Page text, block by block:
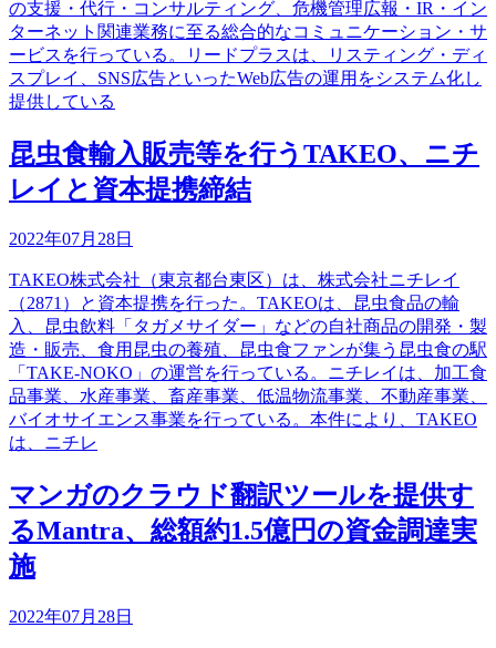
の支援・代行・コンサルティング、危機管理広報・IR・イン
ターネット関連業務に至る総合的なコミュニケーション・サ
ービスを行っている。リードプラスは、リスティング・ディ
スプレイ、SNS広告といったWeb広告の運用をシステム化し
提供している
昆虫食輸入販売等を行うTAKEO、ニチ
レイと資本提携締結
2022年07月28日
TAKEO株式会社（東京都台東区）は、株式会社ニチレイ
（2871）と資本提携を行った。TAKEOは、昆虫食品の輸
入、昆虫飲料「タガメサイダー」などの自社商品の開発・製
造・販売、食用昆虫の養殖、昆虫食ファンが集う昆虫食の駅
「TAKE-NOKO」の運営を行っている。ニチレイは、加工食
品事業、水産事業、畜産事業、低温物流事業、不動産事業、
バイオサイエンス事業を行っている。本件により、TAKEO
は、ニチレ
マンガのクラウド翻訳ツールを提供す
るMantra、総額約1.5億円の資金調達実
施
2022年07月28日